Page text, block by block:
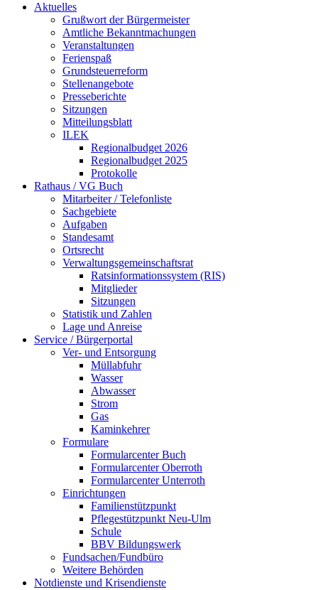
Aktuelles
Grußwort der Bürgermeister
Amtliche Bekanntmachungen
Veranstaltungen
Ferienspaß
Grundsteuerreform
Stellenangebote
Presseberichte
Sitzungen
Mitteilungsblatt
ILEK
Regionalbudget 2026
Regionalbudget 2025
Protokolle
Rathaus / VG Buch
Mitarbeiter / Telefonliste
Sachgebiete
Aufgaben
Standesamt
Ortsrecht
Verwaltungsgemeinschaftsrat
Ratsinformationssystem (RIS)
Mitglieder
Sitzungen
Statistik und Zahlen
Lage und Anreise
Service / Bürgerportal
Ver- und Entsorgung
Müllabfuhr
Wasser
Abwasser
Strom
Gas
Kaminkehrer
Formulare
Formularcenter Buch
Formularcenter Oberroth
Formularcenter Unterroth
Einrichtungen
Familienstützpunkt
Pflegestützpunkt Neu-Ulm
Schule
BBV Bildungswerk
Fundsachen/Fundbüro
Weitere Behörden
Notdienste und Krisendienste